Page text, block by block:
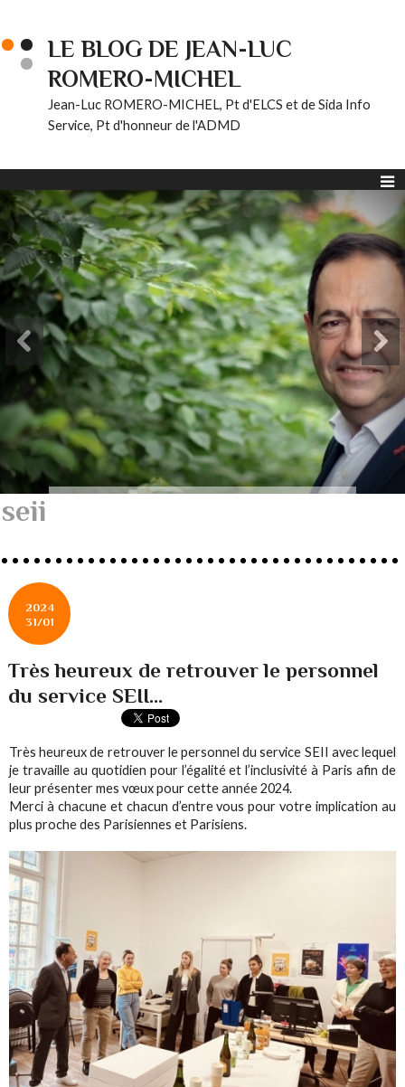
LE BLOG DE JEAN-LUC
ROMERO-MICHEL
Jean-Luc ROMERO-MICHEL, Pt d'ELCS et de Sida Info
Service, Pt d'honneur de l'ADMD
seii
2024
31/01
Très heureux de retrouver le personnel
du service SEII...
Très heureux de retrouver le personnel du service SEII avec lequel
je travaille au quotidien pour l’égalité et l’inclusivité à Paris afin de
leur présenter mes vœux pour cette année 2024.
Merci à chacune et chacun d’entre vous pour votre implication au
plus proche des Parisiennes et Parisiens.